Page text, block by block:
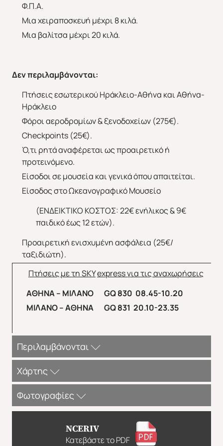
Φ.Π.Α.
Μια χειραποσκευή μέχρι 8 κιλά.
Μια βαλίτσα μέχρι 20 κιλά.
Δεν περιλαμβάνονται:
Πτήσεις εσωτερικού Ηράκλειο-Αθήνα και Αθήνα-
Ηράκλειο
Φόροι αεροδρομίων & ξενοδοχείων (275€).
Checkpoints (25€).
Ό,τι ρητά αναφέρεται ως προαιρετικό ή
προτεινόμενο.
Eίσοδοι σε μουσεία και γενικά όπου απαιτείται.
Είσοδος στο Ωκεανογραφικό Μουσείο
(ΕΝΔΕΙΚΤΙΚΟ ΚΟΣΤΟΣ: 22€ ενήλικος & 9€
παιδικό έως 12 ετών).
Προαιρετική ενισχυμένη ασφάλεια (25€/
ταξιδιώτη).
Πτήσεις με τηSKYexpressγια τις αναχωρήσεις
ΑΘΗΝΑ – ΜΙΛΑΝΟ GQ830 08.45-10.20
ΜΙΛΑΝΟ – ΑΘΗΝΑ GQ831 20.10-23.35
Περιλαμβάνονται
Περιλαμβάνονται
Μιλάνο - Αθήνα με την Sky Express.
Πολυτελές κλιματιζόμενο πούλμαν του γραφείου
μας για τις μεταφορές και μετακινήσεις σύμφωνα
με το πρόγραμμα.
Χάρτης
Φωτογραφίες
NCERIV
Κατεβάστε το PDF